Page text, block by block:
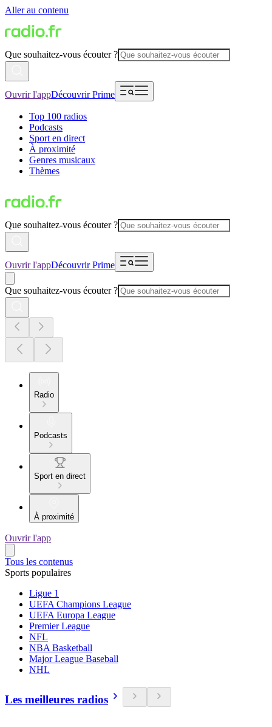
Aller au contenu
Que souhaitez-vous écouter ?
Ouvrir l'appDécouvrir Prime
Top 100 radios
Podcasts
Sport en direct
À proximité
Genres musicaux
Thèmes
Que souhaitez-vous écouter ?
Ouvrir l'appDécouvrir Prime
Que souhaitez-vous écouter ?
Radio
Podcasts
Sport en direct
À proximité
Ouvrir l'app
Tous les contenus
Sports populaires
Ligue 1
UEFA Champions League
UEFA Europa League
Premier League
NFL
NBA Basketball
Major League Baseball
NHL
Les meilleures radios